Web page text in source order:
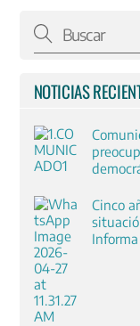
NOTICIAS
Cinco
Informa